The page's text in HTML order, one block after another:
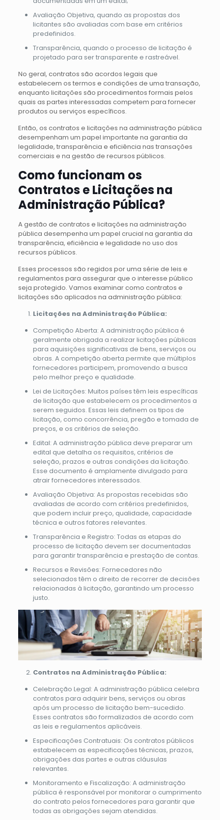
Avaliação Objetiva, quando as propostas dos
licitantes são avaliadas com base em critérios
predefinidos.
Transparência, quando o processo de licitação é
projetado para ser transparente e rastreável.
No geral, contratos são acordos legais que
estabelecem os termos e condições de uma transação,
enquanto licitações são procedimentos formais pelos
quais as partes interessadas competem para fornecer
produtos ou serviços específicos.
Então, os contratos e licitações na administração pública
desempenham um papel importante na garantia da
legalidade, transparência e eficiência nas transações
comerciais e na gestão de recursos públicos.
Como funcionam os
Contratos e Licitações na
Administração Pública?
A gestão de contratos e licitações na administração
pública desempenha um papel crucial na garantia da
transparência, eficiência e legalidade no uso dos
recursos públicos.
Esses processos são regidos por uma série de leis e
regulamentos para assegurar que o interesse público
seja protegido. Vamos examinar como contratos e
licitações são aplicados na administração pública:
Licitações na Administração Pública:
Competição Aberta: A administração pública é
geralmente obrigada a realizar licitações públicas
para aquisições significativas de bens, serviços ou
obras. A competição aberta permite que múltiplos
fornecedores participem, promovendo a busca
pelo melhor preço e qualidade.
Lei de Licitações: Muitos países têm leis específicas
de licitação que estabelecem os procedimentos a
serem seguidos. Essas leis definem os tipos de
licitação, como concorrência, pregão e tomada de
preços, e os critérios de seleção.
Edital: A administração pública deve preparar um
edital que detalha os requisitos, critérios de
seleção, prazos e outras condições da licitação.
Esse documento é amplamente divulgado para
atrair fornecedores interessados.
Avaliação Objetiva: As propostas recebidas são
avaliadas de acordo com critérios predefinidos,
que podem incluir preço, qualidade, capacidade
técnica e outros fatores relevantes.
Transparência e Registro: Todas as etapas do
processo de licitação devem ser documentadas
para garantir transparência e prestação de contas.
Recursos e Revisões: Fornecedores não
selecionados têm o direito de recorrer de decisões
relacionadas à licitação, garantindo um processo
justo.
Contratos na Administração Pública:
Celebração Legal: A administração pública celebra
contratos para adquirir bens, serviços ou obras
após um processo de licitação bem-sucedido.
Esses contratos são formalizados de acordo com
as leis e regulamentos aplicáveis.
Especificações Contratuais: Os contratos públicos
estabelecem as especificações técnicas, prazos,
obrigações das partes e outras cláusulas
relevantes.
Monitoramento e Fiscalização: A administração
pública é responsável por monitorar o cumprimento
do contrato pelos fornecedores para garantir que
todas as obrigações sejam atendidas.